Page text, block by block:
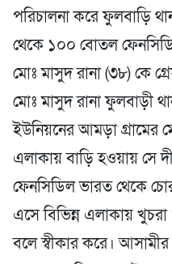
পরিচালনা করে ফুলবাড়ি
থেকে ১০০ বোতল
মোঃ মাসুদ রানা (৩৮) কে
মোঃ মাসুদ রানা ফুলবাড়ী
ইউনিয়নের আমড়া গ্রামের
এলাকায় বাড়ি হওয়ায় সে
ফেনসিডিল ভারত থেকে
এসে বিভিন্ন এলাকায়
বলে স্বীকার করে।